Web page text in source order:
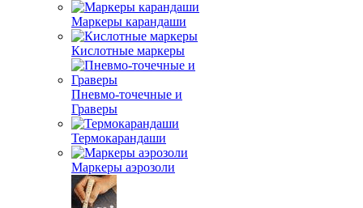
Маркеры карандаши
Кислотные маркеры
Пневмо-точечные и
Граверы
Термокарандаши
Маркеры аэрозоли